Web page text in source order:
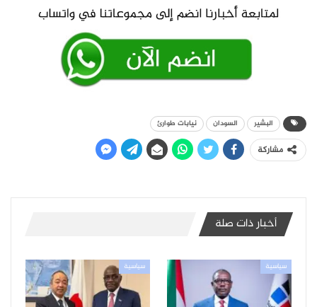
البشير السودان نيابات طوارئ
مشاركة
أخبار ذات صلة
سياسية سياسية